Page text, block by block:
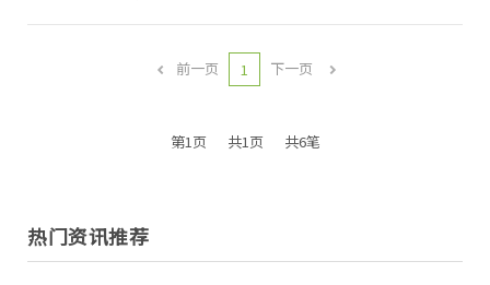
前一页 1 下一页
第1页 共1页 共6笔
热门资讯推荐